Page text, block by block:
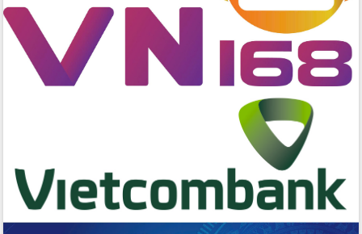
Huy giữ chức Bí thư Đảng ủy Ủy Ban
Nhân dân tỉnh
Bệnh án điện tử thúc đẩy chuyển đổi
số y tế tại Đắk Lắk
Chuyển đổi số thư viện: Mở rộng
Friendship Meeting New Year 2026”
Bầu cử Quốc hội và HĐND: Cử tri Đắk
Lắk gửi gắm niềm tin, kỳ vọng vào lá
phiếu